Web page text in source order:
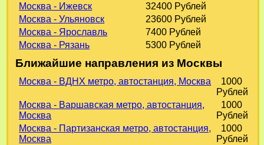
Москва - Ижевск
32400 Рублей
Москва - Ульяновск
23600 Рублей
Москва - Ярославль
7400 Рублей
Москва - Рязань
5300 Рублей
Ближайшие направления из Москвы
Москва - ВДНХ метро, автостанция, Москва
1000
Рублей
Москва - Варшавская метро, автостанция,
Москва
1000
Рублей
Москва - Партизанская метро, автостанция,
Москва
1000
Рублей